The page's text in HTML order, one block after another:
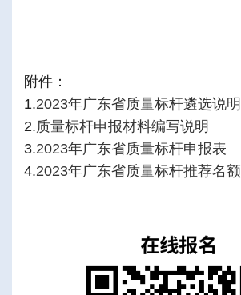
附件：
1.2023年广东省质量标杆遴选说明
2.质量标杆申报材料编写说明
3.2023年广东省质量标杆申报表
4.2023年广东省质量标杆推荐名额